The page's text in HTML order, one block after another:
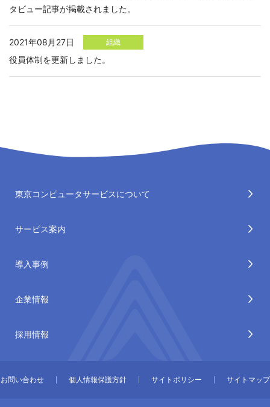
タビュー記事が掲載されました。
2021年08月27日 組織
役員体制を更新しました。
東京コンピュータサービスについて
サービス案内
導入事例
企業情報
採用情報
お問い合わせ 個人情報保護方針 サイトポリシー サイトマップ